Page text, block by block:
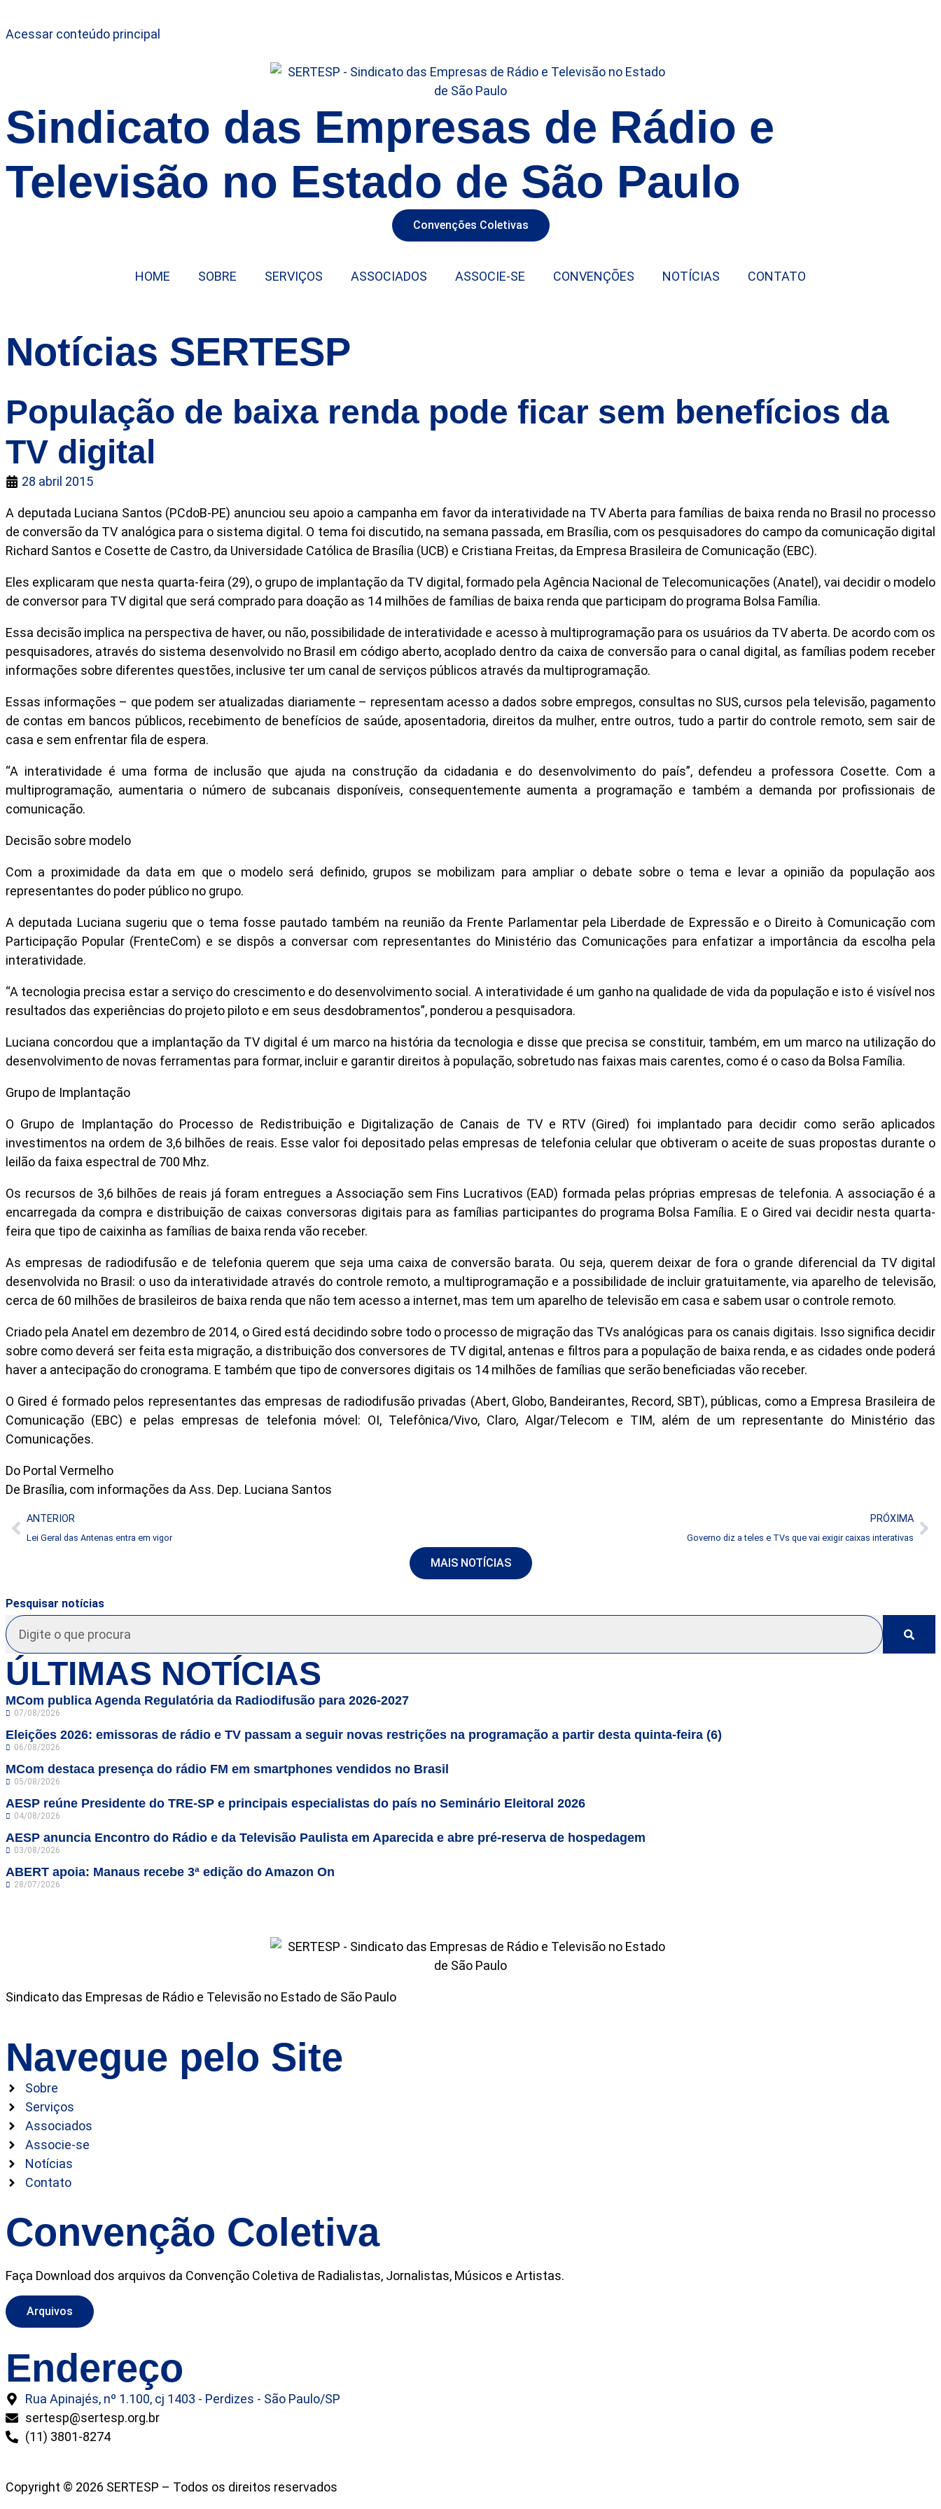
Acessar conteúdo principal
Sindicato das Empresas de Rádio e
Televisão no Estado de São Paulo
Convenções Coletivas
HOME SOBRE SERVIÇOS ASSOCIADOS ASSOCIE-SE CONVENÇÕES NOTÍCIAS CONTATO
Notícias SERTESP
População de baixa renda pode ficar sem benefícios da
TV digital
28 abril 2015
A deputada Luciana Santos (PCdoB-PE) anunciou seu apoio a campanha em favor da interatividade na TV Aberta para famílias de baixa renda no Brasil no processo
de conversão da TV analógica para o sistema digital. O tema foi discutido, na semana passada, em Brasília, com os pesquisadores do campo da comunicação digital
Richard Santos e Cosette de Castro, da Universidade Católica de Brasília (UCB) e Cristiana Freitas, da Empresa Brasileira de Comunicação (EBC).
Eles explicaram que nesta quarta-feira (29), o grupo de implantação da TV digital, formado pela Agência Nacional de Telecomunicações (Anatel), vai decidir o modelo
de conversor para TV digital que será comprado para doação as 14 milhões de famílias de baixa renda que participam do programa Bolsa Família.
Essa decisão implica na perspectiva de haver, ou não, possibilidade de interatividade e acesso à multiprogramação para os usuários da TV aberta. De acordo com os
pesquisadores, através do sistema desenvolvido no Brasil em código aberto, acoplado dentro da caixa de conversão para o canal digital, as famílias podem receber
informações sobre diferentes questões, inclusive ter um canal de serviços públicos através da multiprogramação.
Essas informações – que podem ser atualizadas diariamente – representam acesso a dados sobre empregos, consultas no SUS, cursos pela televisão, pagamento
de contas em bancos públicos, recebimento de benefícios de saúde, aposentadoria, direitos da mulher, entre outros, tudo a partir do controle remoto, sem sair de
casa e sem enfrentar fila de espera.
“A interatividade é uma forma de inclusão que ajuda na construção da cidadania e do desenvolvimento do país”, defendeu a professora Cosette. Com a
multiprogramação, aumentaria o número de subcanais disponíveis, consequentemente aumenta a programação e também a demanda por profissionais de
comunicação.
Decisão sobre modelo
Com a proximidade da data em que o modelo será definido, grupos se mobilizam para ampliar o debate sobre o tema e levar a opinião da população aos
representantes do poder público no grupo.
A deputada Luciana sugeriu que o tema fosse pautado também na reunião da Frente Parlamentar pela Liberdade de Expressão e o Direito à Comunicação com
Participação Popular (FrenteCom) e se dispôs a conversar com representantes do Ministério das Comunicações para enfatizar a importância da escolha pela
interatividade.
“A tecnologia precisa estar a serviço do crescimento e do desenvolvimento social. A interatividade é um ganho na qualidade de vida da população e isto é visível nos
resultados das experiências do projeto piloto e em seus desdobramentos”, ponderou a pesquisadora.
Luciana concordou que a implantação da TV digital é um marco na história da tecnologia e disse que precisa se constituir, também, em um marco na utilização do
desenvolvimento de novas ferramentas para formar, incluir e garantir direitos à população, sobretudo nas faixas mais carentes, como é o caso da Bolsa Família.
Grupo de Implantação
O Grupo de Implantação do Processo de Redistribuição e Digitalização de Canais de TV e RTV (Gired) foi implantado para decidir como serão aplicados
investimentos na ordem de 3,6 bilhões de reais. Esse valor foi depositado pelas empresas de telefonia celular que obtiveram o aceite de suas propostas durante o
leilão da faixa espectral de 700 Mhz.
Os recursos de 3,6 bilhões de reais já foram entregues a Associação sem Fins Lucrativos (EAD) formada pelas próprias empresas de telefonia. A associação é a
encarregada da compra e distribuição de caixas conversoras digitais para as famílias participantes do programa Bolsa Família. E o Gired vai decidir nesta quarta-
feira que tipo de caixinha as famílias de baixa renda vão receber.
As empresas de radiodifusão e de telefonia querem que seja uma caixa de conversão barata. Ou seja, querem deixar de fora o grande diferencial da TV digital
desenvolvida no Brasil: o uso da interatividade através do controle remoto, a multiprogramação e a possibilidade de incluir gratuitamente, via aparelho de televisão,
cerca de 60 milhões de brasileiros de baixa renda que não tem acesso a internet, mas tem um aparelho de televisão em casa e sabem usar o controle remoto.
Criado pela Anatel em dezembro de 2014, o Gired está decidindo sobre todo o processo de migração das TVs analógicas para os canais digitais. Isso significa decidir
sobre como deverá ser feita esta migração, a distribuição dos conversores de TV digital, antenas e filtros para a população de baixa renda, e as cidades onde poderá
haver a antecipação do cronograma. E também que tipo de conversores digitais os 14 milhões de famílias que serão beneficiadas vão receber.
O Gired é formado pelos representantes das empresas de radiodifusão privadas (Abert, Globo, Bandeirantes, Record, SBT), públicas, como a Empresa Brasileira de
Comunicação (EBC) e pelas empresas de telefonia móvel: OI, Telefônica/Vivo, Claro, Algar/Telecom e TIM, além de um representante do Ministério das
Comunicações.
Do Portal Vermelho
De Brasília, com informações da Ass. Dep. Luciana Santos
ANTERIOR
Lei Geral das Antenas entra em vigor
PRÓXIMA
Governo diz a teles e TVs que vai exigir caixas interativas
MAIS NOTÍCIAS
Pesquisar notícias
ÚLTIMAS NOTÍCIAS
MCom publica Agenda Regulatória da Radiodifusão para 2026-2027
07/08/2026
Eleições 2026: emissoras de rádio e TV passam a seguir novas restrições na programação a partir desta quinta-feira (6)
06/08/2026
MCom destaca presença do rádio FM em smartphones vendidos no Brasil
05/08/2026
AESP reúne Presidente do TRE-SP e principais especialistas do país no Seminário Eleitoral 2026
04/08/2026
AESP anuncia Encontro do Rádio e da Televisão Paulista em Aparecida e abre pré-reserva de hospedagem
03/08/2026
ABERT apoia: Manaus recebe 3ª edição do Amazon On
28/07/2026
Sindicato das Empresas de Rádio e Televisão no Estado de São Paulo
Navegue pelo Site
Sobre
Serviços
Associados
Associe-se
Notícias
Contato
Convenção Coletiva
Faça Download dos arquivos da Convenção Coletiva de Radialistas, Jornalistas, Músicos e Artistas.
Arquivos
Endereço
Rua Apinajés, nº 1.100, cj 1403 - Perdizes - São Paulo/SP
sertesp@sertesp.org.br
(11) 3801-8274
Copyright © 2026 SERTESP – Todos os direitos reservados